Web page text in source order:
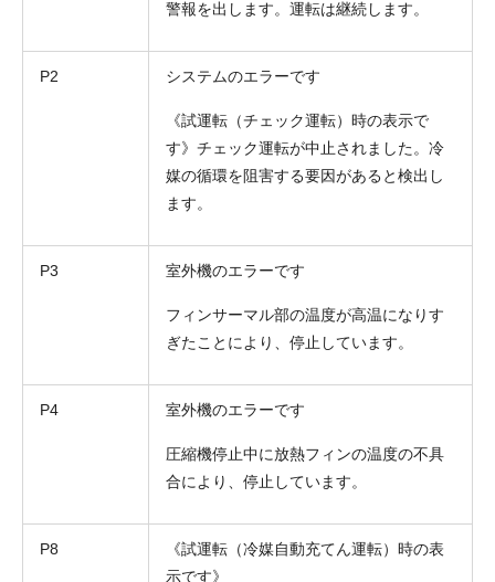
警報を出します。運転は継続します。
P2 システムのエラーです
《試運転（チェック運転）時の表示で
す》チェック運転が中止されました。冷
媒の循環を阻害する要因があると検出し
ます。
P3 室外機のエラーです
フィンサーマル部の温度が高温になりす
ぎたことにより、停止しています。
P4 室外機のエラーです
圧縮機停止中に放熱フィンの温度の不具
合により、停止しています。
P8
《試運転（冷媒自動充てん運転）時の表
示です》